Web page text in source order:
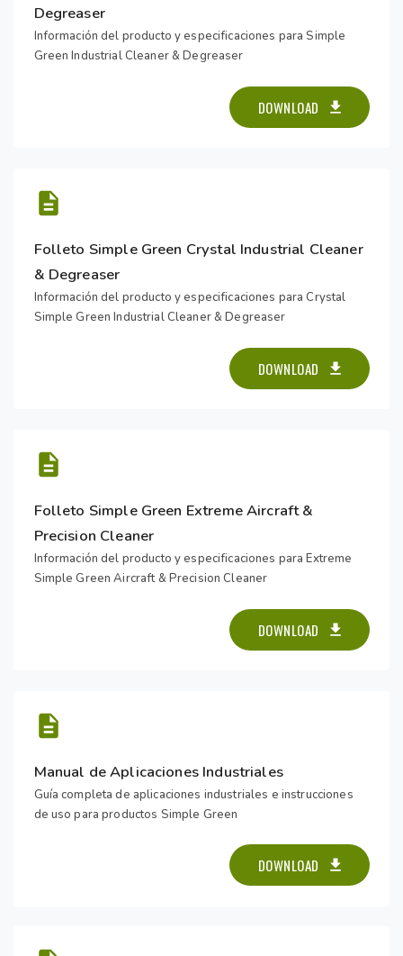
Degreaser
Información del producto y especificaciones para Simple
Green Industrial Cleaner & Degreaser
DOWNLOAD
Folleto Simple Green Crystal Industrial Cleaner
& Degreaser
Información del producto y especificaciones para Crystal
Simple Green Industrial Cleaner & Degreaser
DOWNLOAD
Folleto Simple Green Extreme Aircraft &
Precision Cleaner
Información del producto y especificaciones para Extreme
Simple Green Aircraft & Precision Cleaner
DOWNLOAD
Manual de Aplicaciones Industriales
Guía completa de aplicaciones industriales e instrucciones
de uso para productos Simple Green
DOWNLOAD